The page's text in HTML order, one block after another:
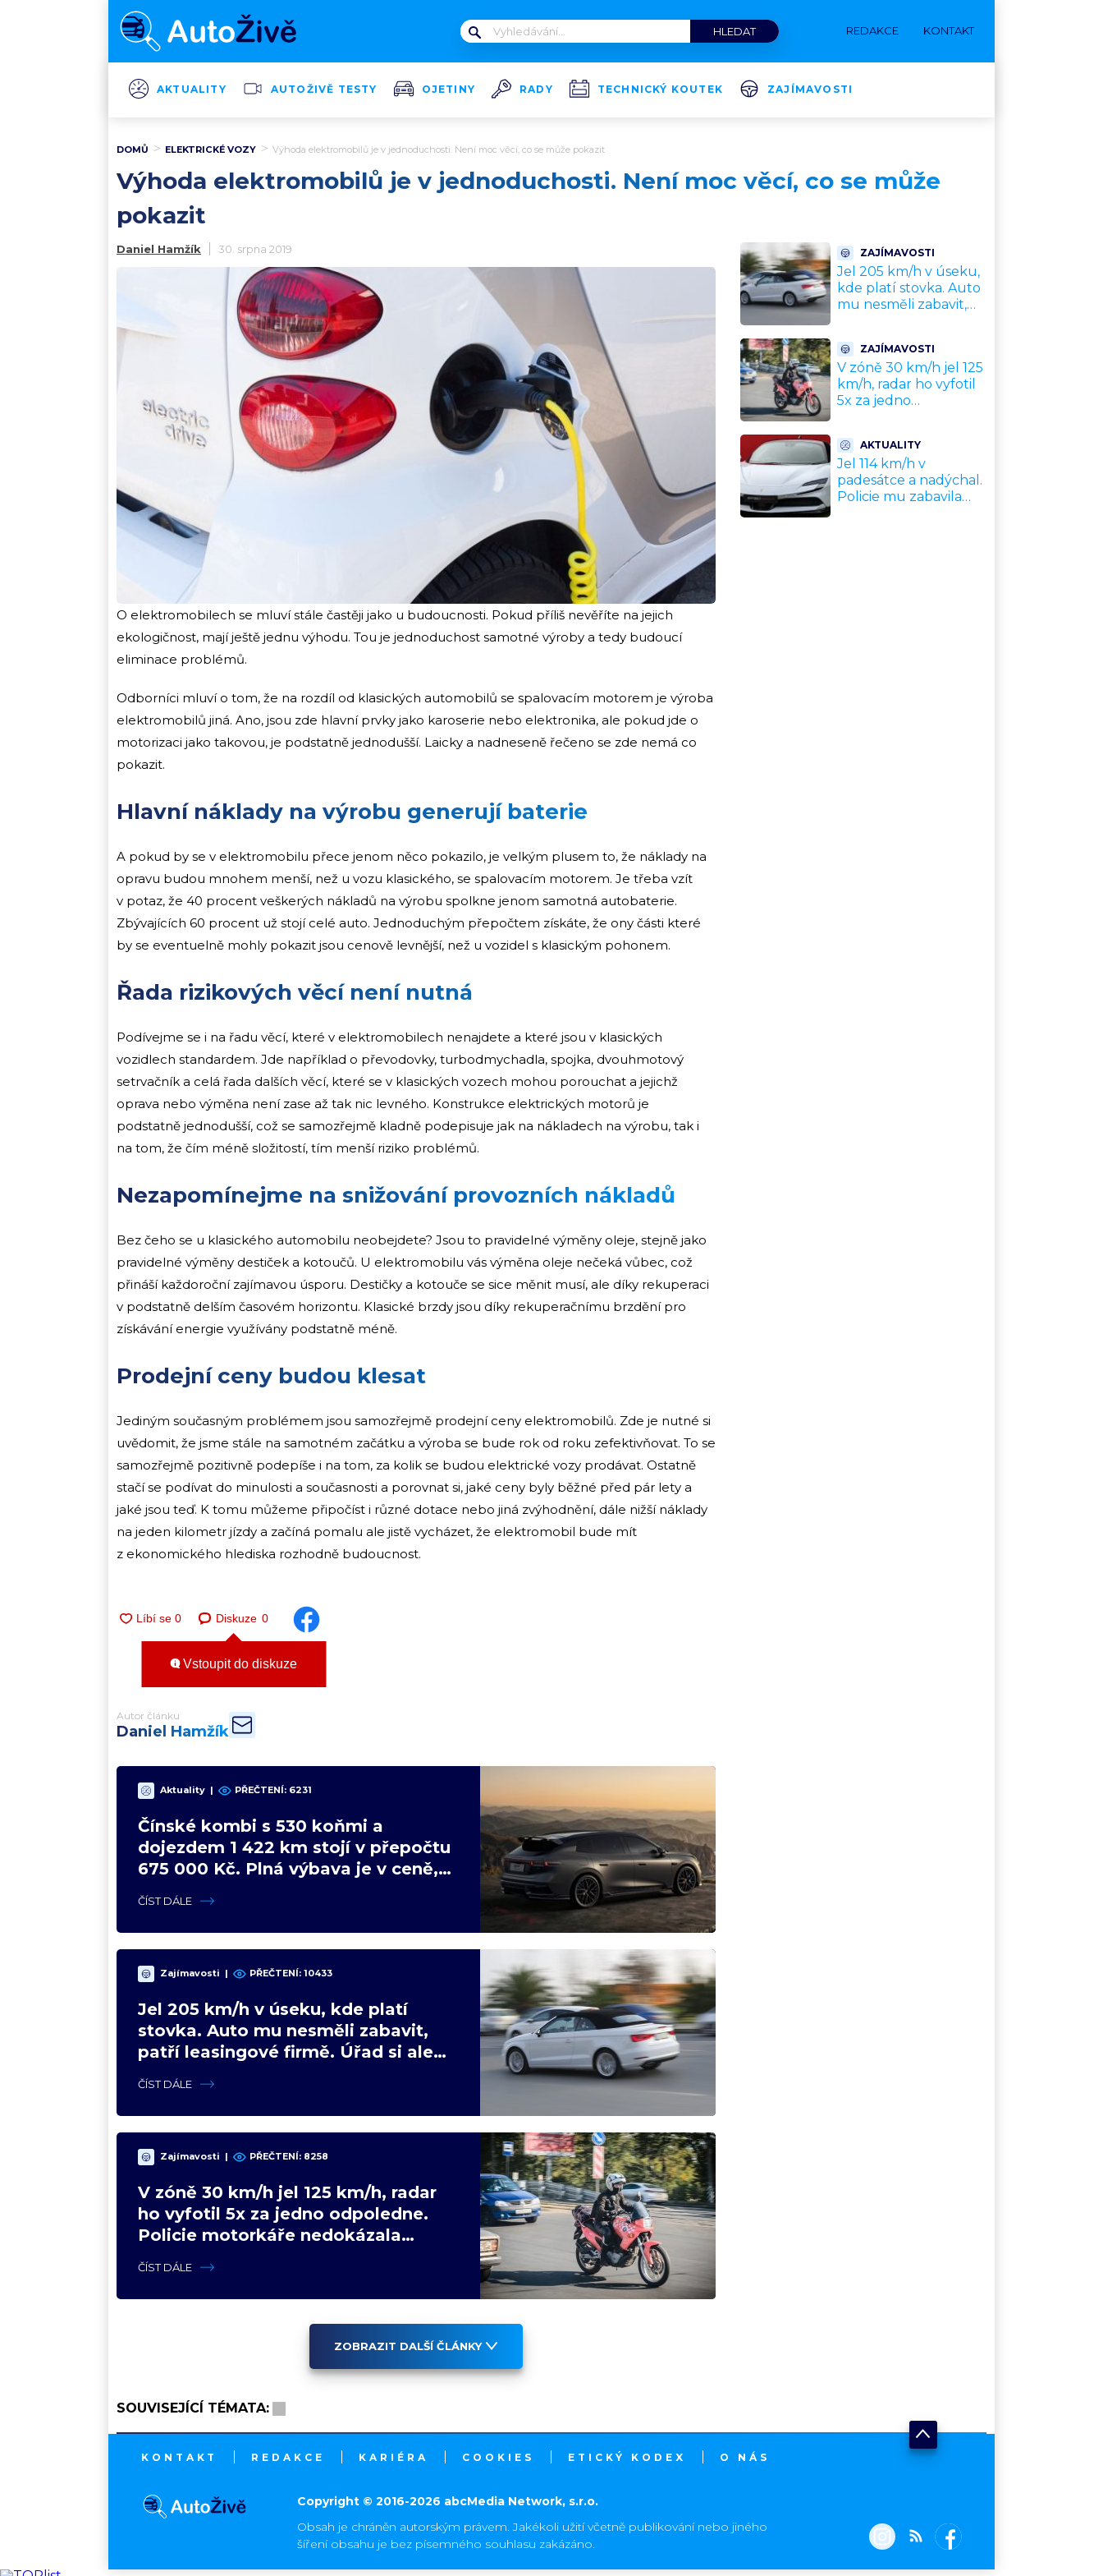
REDAKCE KONTAKT
AKTUALITY AUTOŽIVĚ TESTY OJETINY RADY TECHNICKÝ KOUTEK ZAJÍMAVOSTI
DOMŮ ELEKTRICKÉ VOZY Výhoda elektromobilů je v jednoduchosti. Není moc věcí, co se může pokazit
Výhoda elektromobilů je v jednoduchosti. Není moc věcí, co se může
pokazit
Daniel Hamžík 30. srpna 2019
O elektromobilech se mluví stále častěji jako u budoucnosti. Pokud příliš nevěříte na jejich
ekologičnost, mají ještě jednu výhodu. Tou je jednoduchost samotné výroby a tedy budoucí
eliminace problémů.
Odborníci mluví o tom, že na rozdíl od klasických automobilů se spalovacím motorem je výroba
elektromobilů jiná. Ano, jsou zde hlavní prvky jako karoserie nebo elektronika, ale pokud jde o
motorizaci jako takovou, je podstatně jednodušší. Laicky a nadneseně řečeno se zde nemá co
pokazit.
Hlavní náklady na výrobu generují baterie
A pokud by se v elektromobilu přece jenom něco pokazilo, je velkým plusem to, že náklady na
opravu budou mnohem menší, než u vozu klasického, se spalovacím motorem. Je třeba vzít
v potaz, že 40 procent veškerých nákladů na výrobu spolkne jenom samotná autobaterie.
Zbývajících 60 procent už stojí celé auto. Jednoduchým přepočtem získáte, že ony části které
by se eventuelně mohly pokazit jsou cenově levnější, než u vozidel s klasickým pohonem.
Řada rizikových věcí není nutná
Podívejme se i na řadu věcí, které v elektromobilech nenajdete a které jsou v klasických
vozidlech standardem. Jde například o převodovky, turbodmychadla, spojka, dvouhmotový
setrvačník a celá řada dalších věcí, které se v klasických vozech mohou porouchat a jejichž
oprava nebo výměna není zase až tak nic levného. Konstrukce elektrických motorů je
podstatně jednodušší, což se samozřejmě kladně podepisuje jak na nákladech na výrobu, tak i
na tom, že čím méně složitostí, tím menší riziko problémů.
Nezapomínejme na snižování provozních nákladů
Bez čeho se u klasického automobilu neobejdete? Jsou to pravidelné výměny oleje, stejně jako
pravidelné výměny destiček a kotoučů. U elektromobilu vás výměna oleje nečeká vůbec, což
přináší každoroční zajímavou úsporu. Destičky a kotouče se sice měnit musí, ale díky rekuperaci
v podstatně delším časovém horizontu. Klasické brzdy jsou díky rekuperačnímu brzdění pro
získávání energie využívány podstatně méně.
Prodejní ceny budou klesat
Jediným současným problémem jsou samozřejmě prodejní ceny elektromobilů. Zde je nutné si
uvědomit, že jsme stále na samotném začátku a výroba se bude rok od roku zefektivňovat. To se
samozřejmě pozitivně podepíše i na tom, za kolik se budou elektrické vozy prodávat. Ostatně
stačí se podívat do minulosti a současnosti a porovnat si, jaké ceny byly běžné před pár lety a
jaké jsou teď. K tomu můžeme připočíst i různé dotace nebo jiná zvýhodnění, dále nižší náklady
na jeden kilometr jízdy a začíná pomalu ale jistě vycházet, že elektromobil bude mít
z ekonomického hlediska rozhodně budoucnost.
Diskuze 0
Vstoupit do diskuze
Autor článku
Daniel Hamžík
Aktuality | PŘEČTENÍ: 6231
Čínské kombi s 530 koňmi a
dojezdem 1 422 km stojí v přepočtu
675 000 Kč. Plná výbava je v ceně,
VW a BMW mají problém
ČÍST DÁLE
Zajímavosti | PŘEČTENÍ: 10433
Jel 205 km/h v úseku, kde platí
stovka. Auto mu nesměli zabavit,
patří leasingové firmě. Úřad si ale
poradil jinak
ČÍST DÁLE
Zajímavosti | PŘEČTENÍ: 8258
V zóně 30 km/h jel 125 km/h, radar
ho vyfotil 5x za jedno odpoledne.
Policie motorkáře nedokázala
zastavit
ČÍST DÁLE
ZOBRAZIT DALŠÍ ČLÁNKY
SOUVISEJÍCÍ TÉMATA:
ZAJÍMAVOSTI
Jel 205 km/h v úseku,
kde platí stovka. Auto
mu nesměli zabavit,
ZAJÍMAVOSTI
V zóně 30 km/h jel 125
km/h, radar ho vyfotil
5x za jedno
zastavitAKTUALITY
Jel 114 km/h v
padesátce a nadýchal.
Policie mu zabavila
KONTAKT REDAKCE KARIÉRA COOKIES ETICKÝ KODEX O NÁS
Copyright © 2016-2026 abcMedia Network, s.r.o.
Obsah je chráněn autorským právem. Jakékoli užití včetně publikování nebo jiného
šíření obsahu je bez písemného souhlasu zakázáno.